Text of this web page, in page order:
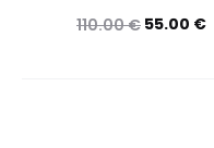
110.00€ 55.00 €